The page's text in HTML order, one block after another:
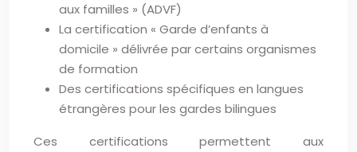
aux familles » (ADVF)
La certification « Garde d’enfants à
domicile » délivrée par certains organismes
de formation
Des certifications spécifiques en langues
étrangères pour les gardes bilingues
Ces certifications permettent aux